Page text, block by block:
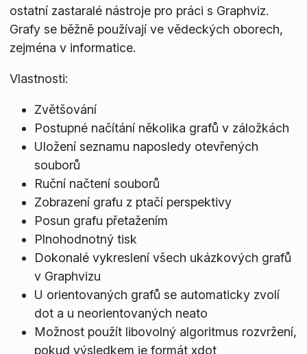
ostatní zastaralé nástroje pro práci s Graphviz.
Grafy se běžně používají ve vědeckých oborech,
zejména v informatice.
Vlastnosti:
Zvětšování
Postupné načítání několika grafů v záložkách
Uložení seznamu naposledy otevřených
souborů
Ruční načtení souborů
Zobrazení grafu z ptačí perspektivy
Posun grafu přetažením
Plnohodnotný tisk
Dokonalé vykreslení všech ukázkových grafů
v Graphvizu
U orientovaných grafů se automaticky zvolí
dot a u neorientovaných neato
Možnost použít libovolný algoritmus rozvržení,
pokud výsledkem je formát xdot